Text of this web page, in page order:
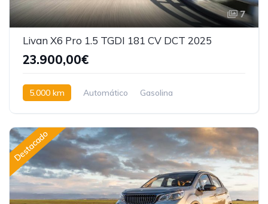
7
Livan X6 Pro 1.5 TGDI 181 CV DCT 2025
23.900,00€
5.000 km Automático
Gasolina
Destacado